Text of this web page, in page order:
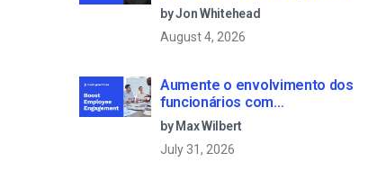
by Jon Whitehead
August 4, 2026
Aumente o envolvimento dos
funcionários com
comunicações empresariais
em direto
by Max Wilbert
July 31, 2026